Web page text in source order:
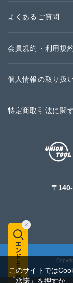
よくあるご質問
会員規約・利用規
個人情報の取り扱
特定商取引法に関
〒
このサイトでは
「承諾」を押すか